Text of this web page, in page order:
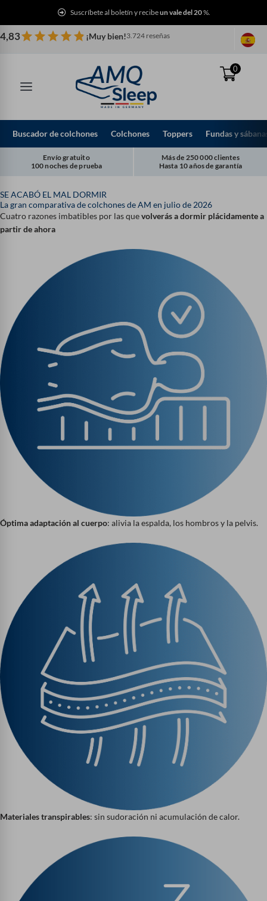
contenido
Suscríbete al boletín y recibeun vale del 20%.
4,83 ¡Muy bien!3.724 reseñas
0
Buscador de colchones Colchones Toppers Fundas y
Envío gratuito
100 noches de prueba
Más de 250 000 clientes
Hasta 10 años de garantía
SE ACABÓ EL MAL DORMIR
La gran comparativa de colchones de AM en julio de 2026
Cuatro razones imbatibles por las quevolverás a dormir plácidamente a
partir de ahora
Óptima adaptación al cuerpo: alivia la espalda, los hombros y la pelvis.
Materiales transpirables: sin sudoración ni acumulación de calor.